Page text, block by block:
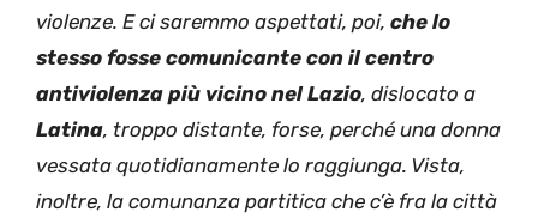
violenze. E ci saremmo aspettati, poi, che lo
stesso fosse comunicante con il centro
antiviolenza più vicino nel Lazio, dislocato a
Latina, troppo distante, forse, perché una donna
vessata quotidianamente lo raggiunga. Vista,
inoltre, la comunanza partitica che c’è fra la città